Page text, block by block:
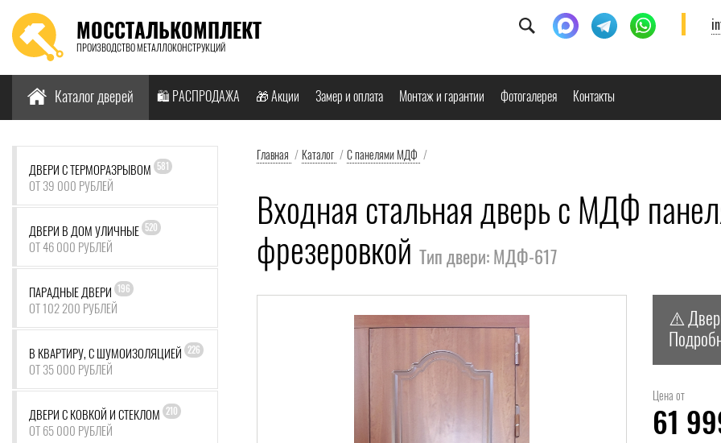
МОССТАЛЬКОМПЛЕКТ
ПРОИЗВОДСТВО МЕТАЛЛОКОНСТРУКЦИЙ
Каталог дверей 🛍️ РАСПРОДАЖА 🎁 Акции Замер и оплата Монтаж и гарантии Фотогалерея Контакты
ДВЕРИ С ТЕРМОРАЗРЫВОМ 581
ОТ 39 000 РУБЛЕЙ
ДВЕРИ В ДОМ УЛИЧНЫЕ 520
ОТ 46 000 РУБЛЕЙ
ПАРАДНЫЕ ДВЕРИ 196
ОТ 102 200 РУБЛЕЙ
В КВАРТИРУ, С ШУМОИЗОЛЯЦИЕЙ 226
ОТ 35 000 РУБЛЕЙ
ДВЕРИ С КОВКОЙ И СТЕКЛОМ 210
ОТ 65 000 РУБЛЕЙ
Главная / Каталог /С панелями МДФ /
Входная стальная дверь с МДФ
фрезеровкой Тип двери: МДФ-617
⚠️
Цена от
61